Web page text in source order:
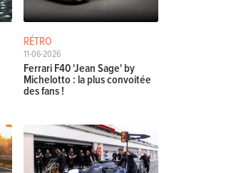
RÉTRO
11-06-2026
Ferrari F40 'Jean Sage' by
Michelotto : la plus convoitée
des fans !